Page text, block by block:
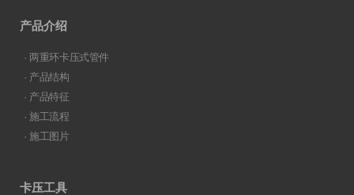
产品介绍
· 两重环卡压式管件
· 产品结构
· 产品特征
· 施工流程
· 施工图片
卡压工具